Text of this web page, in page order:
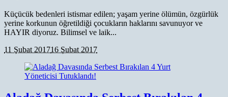
Küçücük bedenleri istismar edilen; yaşam yerine ölümün, özgürlük
yerine korkunun öğretildiği çocukların haklarını savunuyor ve
HAYIR diyoruz. Bilimsel ve laik...
11 Şubat 201716 Şubat 2017